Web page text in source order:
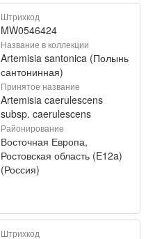
Штрихкод
MW0546424
Название в коллекции
Artemisia santonica (Полынь
сантонинная)
Принятое название
Artemisia caerulescens
subsp. caerulescens
Районирование
Восточная Европа,
Ростовская область (E12a)
(Россия)
Штрихкод